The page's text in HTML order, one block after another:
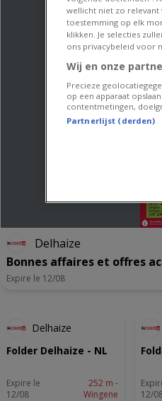
Delhaize
Bonnes affaires et offres
Expire le 12/08
Delhaize
Folder Delhaize - NL
Expire le
12/08
252 m -
Wingene
12/
wellicht niet zo relevant
toestemming op elk
klikken. Je selecties
ons privacybeleid voor
Wij en onze
Precieze
op een apparaat
contentmetingen,
Partnerlijst (derden)